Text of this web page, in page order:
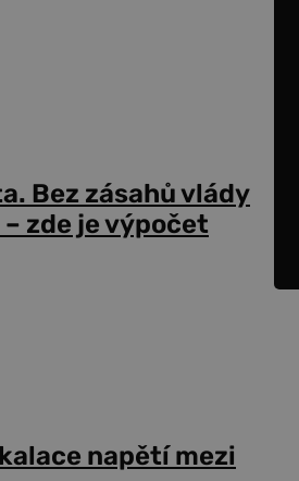
Bez zásahů vlády
zde je výpočet
napětí mezi